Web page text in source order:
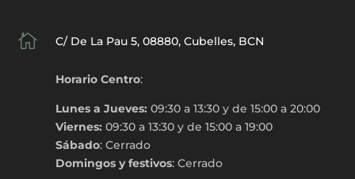
 C/ De La Pau 5, 08880, Cubelles, BCN
Horario Centro:
Lunes a Jueves: 09:30 a 13:30 y de 15:00 a 20:00
Viernes: 09:30 a 13:30 y de 15:00 a 19:00
Sábado: Cerrado
Domingos y festivos: Cerrado